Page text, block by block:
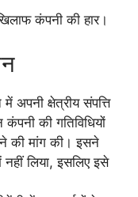
कंपनी की हार।
अपनी क्षेत्रीय संपत्ति
की गतिविधियों
की मांग की। इसने
लिया, इसलिए इसे